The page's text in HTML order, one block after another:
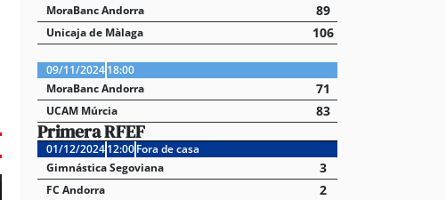
MoraBanc Andorra
89
Unicaja de Màlaga 106
09/11/2024 18:00
MoraBanc Andorra
71
UCAM Múrcia 83
Primera RFEF
01/12/2024 12:00 Fora de casa
Gimnástica Segoviana
3
FC Andorra 2